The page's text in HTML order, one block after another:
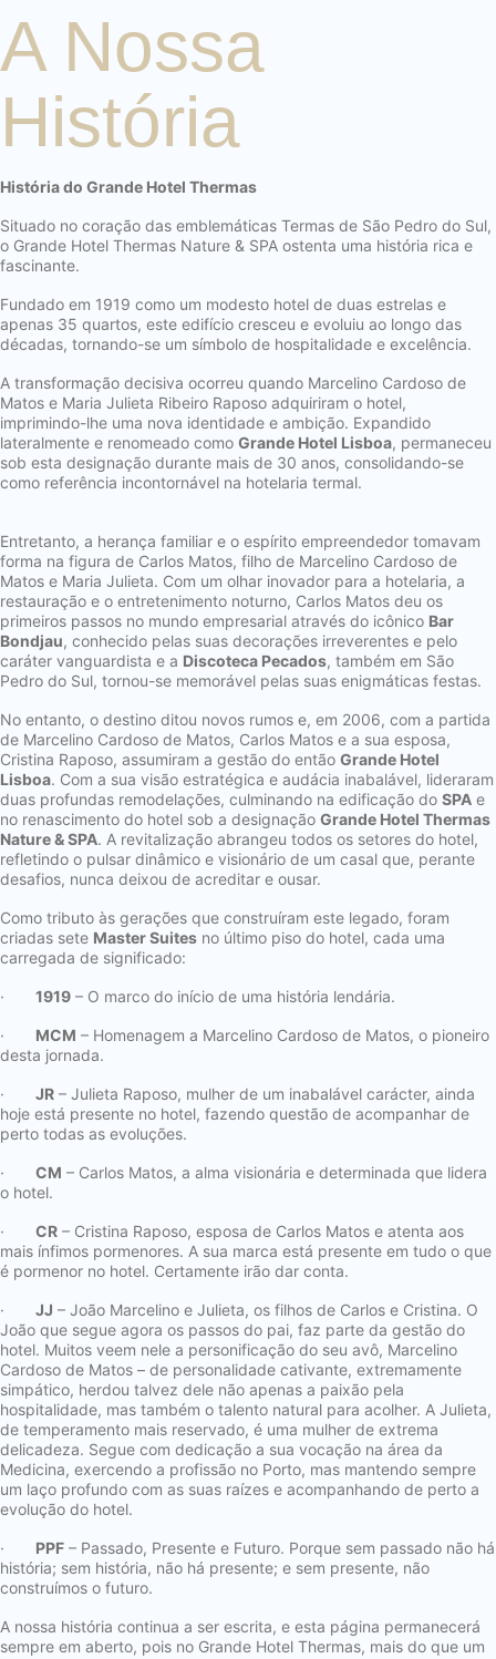
A Nossa
História
História do Grande Hotel Thermas
Situado no coração das emblemáticas Termas de São Pedro do Sul,
o Grande Hotel Thermas Nature & SPA ostenta uma história rica e
fascinante.
Fundado em 1919 como um modesto hotel de duas estrelas e
apenas 35 quartos, este edifício cresceu e evoluiu ao longo das
décadas, tornando-se um símbolo de hospitalidade e excelência.
A transformação decisiva ocorreu quando Marcelino Cardoso de
Matos e Maria Julieta Ribeiro Raposo adquiriram o hotel,
imprimindo-lhe uma nova identidade e ambição. Expandido
lateralmente e renomeado como Grande Hotel Lisboa, permaneceu
sob esta designação durante mais de 30 anos, consolidando-se
como referência incontornável na hotelaria termal.
Entretanto, a herança familiar e o espírito empreendedor tomavam
forma na figura de Carlos Matos, filho de Marcelino Cardoso de
Matos e Maria Julieta. Com um olhar inovador para a hotelaria, a
restauração e o entretenimento noturno, Carlos Matos deu os
primeiros passos no mundo empresarial através do icônico Bar
Bondjau, conhecido pelas suas decorações irreverentes e pelo
caráter vanguardista e a Discoteca Pecados, também em São
Pedro do Sul, tornou-se memorável pelas suas enigmáticas festas.
No entanto, o destino ditou novos rumos e, em 2006, com a partida
de Marcelino Cardoso de Matos, Carlos Matos e a sua esposa,
Cristina Raposo, assumiram a gestão do então Grande Hotel
Lisboa. Com a sua visão estratégica e audácia inabalável, lideraram
duas profundas remodelações, culminando na edificação do SPA e
no renascimento do hotel sob a designação Grande Hotel Thermas
Nature & SPA. A revitalização abrangeu todos os setores do hotel,
refletindo o pulsar dinâmico e visionário de um casal que, perante
desafios, nunca deixou de acreditar e ousar.
Como tributo às gerações que construíram este legado, foram
criadas sete Master Suites no último piso do hotel, cada uma
carregada de significado:
· 1919 – O marco do início de uma história lendária.
· MCM – Homenagem a Marcelino Cardoso de Matos, o pioneiro
desta jornada.
· JR – Julieta Raposo, mulher de um inabalável carácter, ainda
hoje está presente no hotel, fazendo questão de acompanhar de
perto todas as evoluções.
· CM – Carlos Matos, a alma visionária e determinada que lidera
o hotel.
· CR – Cristina Raposo, esposa de Carlos Matos e atenta aos
mais ínfimos pormenores. A sua marca está presente em tudo o que
é pormenor no hotel. Certamente irão dar conta.
· JJ – João Marcelino e Julieta, os filhos de Carlos e Cristina. O
João que segue agora os passos do pai, faz parte da gestão do
hotel. Muitos veem nele a personificação do seu avô, Marcelino
Cardoso de Matos – de personalidade cativante, extremamente
simpático, herdou talvez dele não apenas a paixão pela
hospitalidade, mas também o talento natural para acolher. A Julieta,
de temperamento mais reservado, é uma mulher de extrema
delicadeza. Segue com dedicação a sua vocação na área da
Medicina, exercendo a profissão no Porto, mas mantendo sempre
um laço profundo com as suas raízes e acompanhando de perto a
evolução do hotel.
· PPF – Passado, Presente e Futuro. Porque sem passado não há
história; sem história, não há presente; e sem presente, não
construímos o futuro.
A nossa história continua a ser escrita, e esta página permanecerá
sempre em aberto, pois no Grande Hotel Thermas, mais do que um